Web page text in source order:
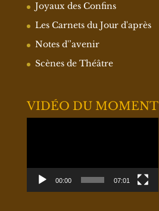
Joyaux des Confins
Les Carnets du Jour d'après
Notes d'’avenir
Scènes de Théâtre
VIDÉO DU MOMENT
00:00 07:01